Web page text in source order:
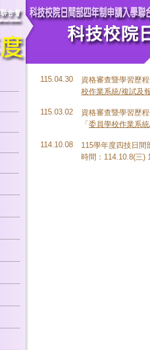
115.04.30
資格審查暨學習歷
校作業系統/複試及
115.03.02
資格審查暨學習歷
「 委員學校作業系
114.10.08
115學年度四技日間
時間：114.10.8(三)